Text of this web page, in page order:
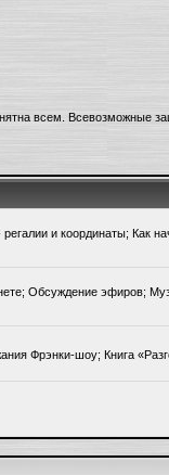
всем. Всевозможные
и координаты; Как
Обсуждение эфиров;
Фрэнки-шоу; Книга